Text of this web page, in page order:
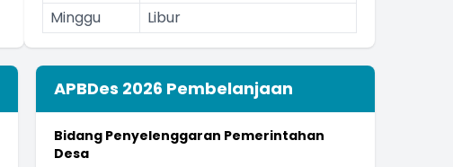
Minggu
Libur
APBDes 2026 Pembelanjaan
Bidang Penyelenggaran Pemerintahan
Desa